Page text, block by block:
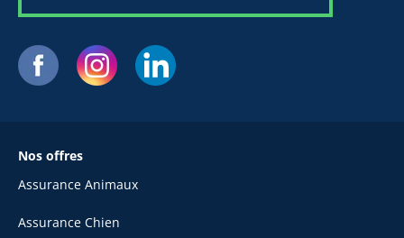
Nos offres
Assurance Animaux
Assurance Chien